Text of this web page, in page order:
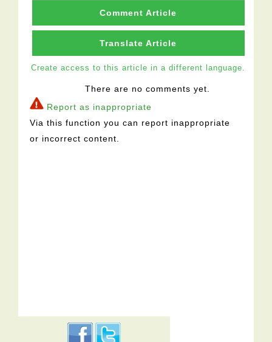
Comment Article
Translate Article
Create access to this article in a different language.
There are no comments yet.
Report as inappropriate
Via this function you can report inappropriate
or incorrect content.